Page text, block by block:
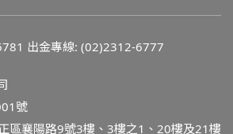
出金專線: (02)2312-6777
號
區襄陽路9號3樓、3樓之1、20樓及21樓